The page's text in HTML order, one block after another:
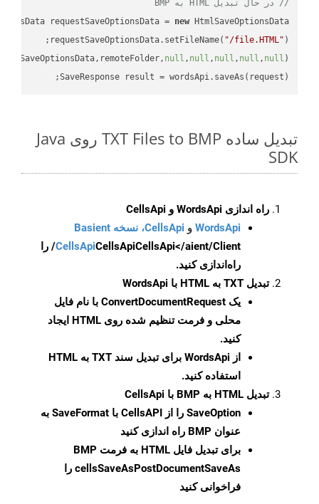
// در حال تبدیل HTML به BMP
requestSaveOptionsData = new
requestSaveOptionsData.setFileName( "/file.HTML"
null , null , null , null , null
SaveResponse result = wordsApi.saveAs(request);
تبدیل ساده TXT Files to BMP روی Java
SDK
راه اندازی WordsApi و CellsApi
WordsApi و CellsApi، نسخه Basient
CellsApiCellsApi
CellsApi</aient/Client/ را
راه‌اندازی کنید.
تبدیل TXT به HTML با WordsApi
یک ConvertDocumentRequest با نام فایل
محلی و فرمت تنظیم شده روی HTML ایجاد
کنید.
از WordsApi برای تبدیل سند TXT به HTML
استفاده کنید.
تبدیل HTML به BMP با CellsApi
SaveOption
را از CellsAPI با SaveFormat به
عنوان BMP راه اندازی کنید
برای تبدیل فایل HTML به فرمت
BMP
cellsSaveAsPostDocumentSaveAs را
فراخوانی کنید